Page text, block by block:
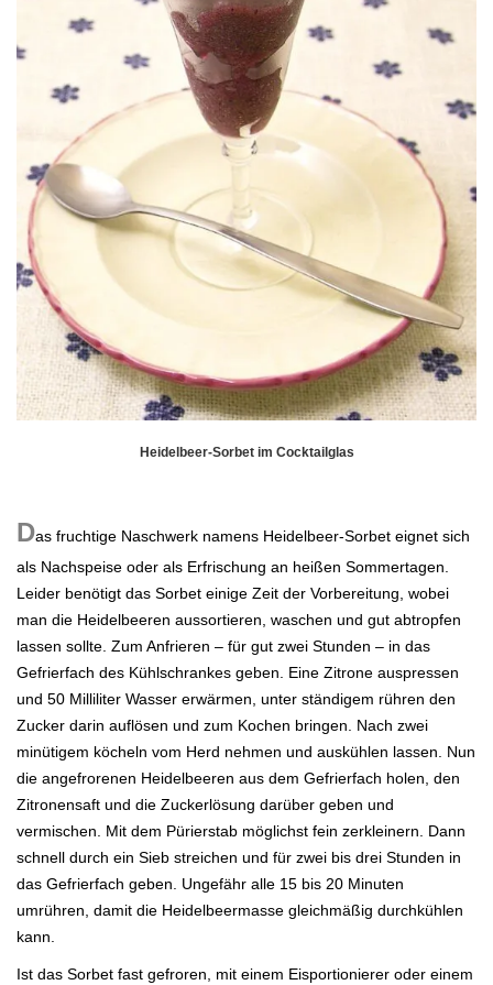
Heidelbeer-Sorbet im Cocktailglas
Das fruchtige Naschwerk namens Heidelbeer-Sorbet eignet sich
als Nachspeise oder als Erfrischung an heißen Sommertagen.
Leider benötigt das Sorbet einige Zeit der Vorbereitung, wobei
man die Heidelbeeren aussortieren, waschen und gut abtropfen
lassen sollte. Zum Anfrieren – für gut zwei Stunden – in das
Gefrierfach des Kühlschrankes geben. Eine Zitrone auspressen
und 50 Milliliter Wasser erwärmen, unter ständigem rühren den
Zucker darin auflösen und zum Kochen bringen. Nach zwei
minütigem köcheln vom Herd nehmen und auskühlen lassen. Nun
die angefrorenen Heidelbeeren aus dem Gefrierfach holen, den
Zitronensaft und die Zuckerlösung darüber geben und
vermischen. Mit dem Pürierstab möglichst fein zerkleinern. Dann
schnell durch ein Sieb streichen und für zwei bis drei Stunden in
das Gefrierfach geben. Ungefähr alle 15 bis 20 Minuten
umrühren, damit die Heidelbeermasse gleichmäßig durchkühlen
kann.
Ist das Sorbet fast gefroren, mit einem Eisportionierer oder einem